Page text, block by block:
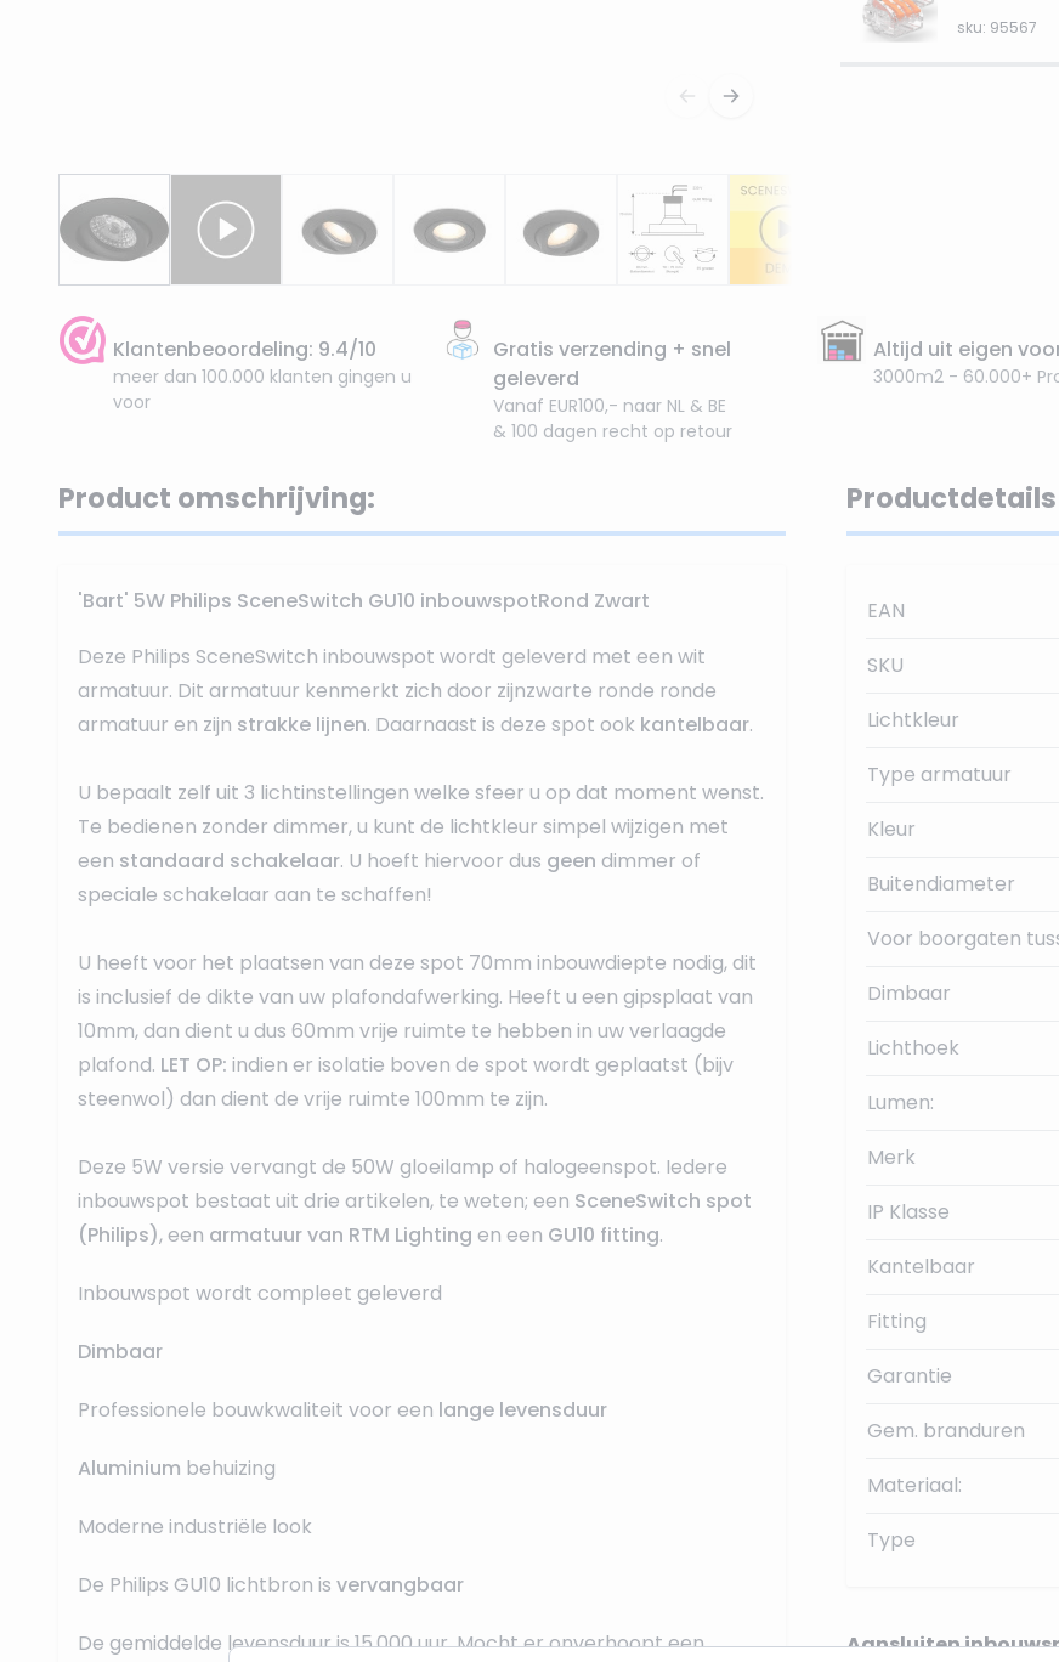
sku: 95567
Klantenbeoordeling: 9.4/10
meer dan 100.000 klanten gingen u
voor
Gratis verzending + snel
geleverd
Vanaf EUR100,- naar NL & BE
& 100 dagen recht op retour
Altijd uit eigen
3000m2 - 60.000+
Product omschrijving:
'Bart' 5W Philips SceneSwitch GU10 inbouwspotRond Zwart
Deze Philips SceneSwitch inbouwspot wordt geleverd met een wit
armatuur. Dit armatuur kenmerkt zich door zijnzwarte ronde ronde
armatuur en zijn strakke lijnen. Daarnaast is deze spot ook kantelbaar.
U bepaalt zelf uit 3 lichtinstellingen welke sfeer u op dat moment wenst.
Te bedienen zonder dimmer, u kunt de lichtkleur simpel wijzigen met
een standaard schakelaar. U hoeft hiervoor dus geen dimmer of
speciale schakelaar aan te schaffen!
U heeft voor het plaatsen van deze spot 70mm inbouwdiepte nodig, dit
is inclusief de dikte van uw plafondafwerking. Heeft u een gipsplaat van
10mm, dan dient u dus 60mm vrije ruimte te hebben in uw verlaagde
plafond. LET OP: indien er isolatie boven de spot wordt geplaatst (bijv
steenwol) dan dient de vrije ruimte 100mm te zijn.
Deze 5W versie vervangt de 50W gloeilamp of halogeenspot. Iedere
inbouwspot bestaat uit drie artikelen, te weten; een SceneSwitch spot
(Philips), een armatuur van RTM Lighting en een GU10 fitting.
Inbouwspot wordt compleet geleverd
Dimbaar
Professionele bouwkwaliteit voor een lange levensduur
Aluminium behuizing
Moderne industriële look
De Philips GU10 lichtbron is vervangbaar
De gemiddelde levensduur is 15.000 uur. Mocht er onverhoopt een
Productdetails
EAN
SKU
Lichtkleur
Type armatuur
Kleur
Buitendiameter
Voor boorgaten
Dimbaar
Lichthoek
Lumen:
Merk
IP Klasse
Kantelbaar
Fitting
Garantie
Gem. branduren
Materiaal:
Type
Aansluiten